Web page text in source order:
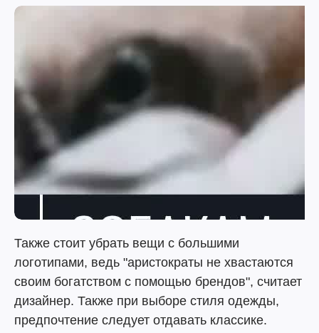
Также стоит убрать вещи с большими
логотипами, ведь "аристократы не хвастаются
своим богатством с помощью брендов", считает
дизайнер. Также при выборе стиля одежды,
предпочтение следует отдавать классике.